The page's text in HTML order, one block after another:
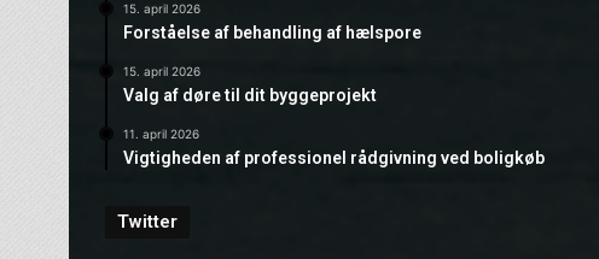
15. april 2026
Forståelse af behandling af hælspore
15. april 2026
Valg af døre til dit byggeprojekt
11. april 2026
Vigtigheden af professionel rådgivning ved boligkøb
Twitter